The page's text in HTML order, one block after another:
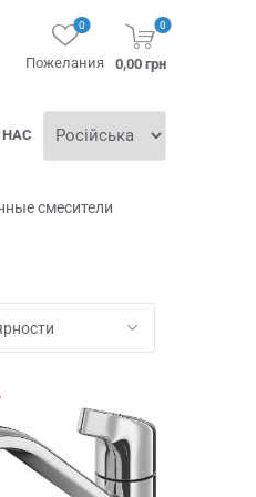
Пожелания
0 0
0,00 грн
НАС
смесители